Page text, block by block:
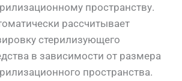
пространству.
рассчитывает
стерилизующего
в зависимости от размера
пространства.